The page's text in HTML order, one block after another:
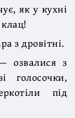
як у кухні
з дровітні.
озвалися з
голосочки,
під